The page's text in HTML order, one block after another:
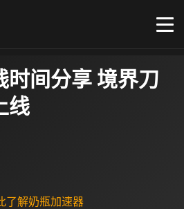
时间分享 境界刀
线
了解奶瓶加速器